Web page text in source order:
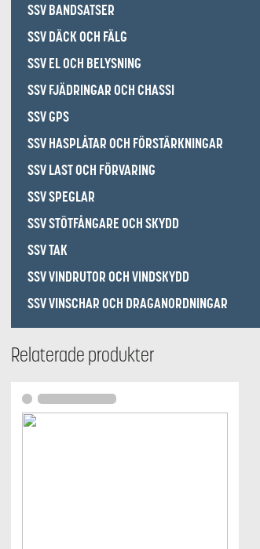
SSV BANDSATSER
SSV DÄCK OCH FÄLG
SSV EL OCH BELYSNING
SSV FJÄDRINGAR OCH CHASSI
SSV GPS
SSV HASPLÅTAR OCH FÖRSTÄRKNINGAR
SSV LAST OCH FÖRVARING
SSV SPEGLAR
SSV STÖTFÅNGARE OCH SKYDD
SSV TAK
SSV VINDRUTOR OCH VINDSKYDD
SSV VINSCHAR OCH DRAGANORDNINGAR
Relaterade produkter